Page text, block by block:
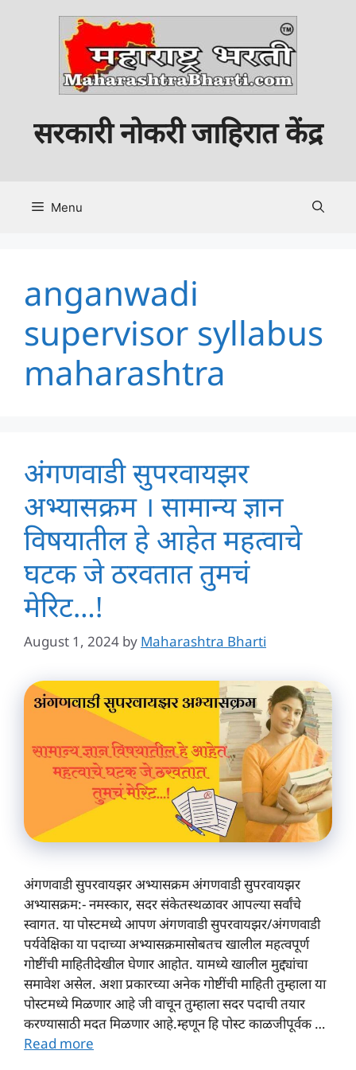
सरकारी नोकरी जाहिरात केंद्र
Menu
anganwadi
supervisor syllabus
maharashtra
अंगणवाडी सुपरवायझर
अभ्यासक्रम । सामान्य ज्ञान
विषयातील हे आहेत महत्वाचे
घटक जे ठरवतात तुमचं
मेरिट…!
August 1, 2024 by Maharashtra Bharti
अंगणवाडी सुपरवायझर अभ्यासक्रम अंगणवाडी सुपरवायझर
अभ्यासक्रम:- नमस्कार, सदर संकेतस्थळावर आपल्या सर्वांचे
स्वागत. या पोस्टमध्ये आपण अंगणवाडी सुपरवायझर/अंगणवाडी
पर्यवेक्षिका या पदाच्या अभ्यासक्रमासोबतच खालील महत्वपूर्ण
गोष्टींची माहितीदेखील घेणार आहोत. यामध्ये खालील मुद्द्यांचा
समावेश असेल. अशा प्रकारच्या अनेक गोष्टींची माहिती तुम्हाला या
पोस्टमध्ये मिळणार आहे जी वाचून तुम्हाला सदर पदाची तयार
करण्यासाठी मदत मिळणार आहे.म्हणून हि पोस्ट काळजीपूर्वक …
Read more